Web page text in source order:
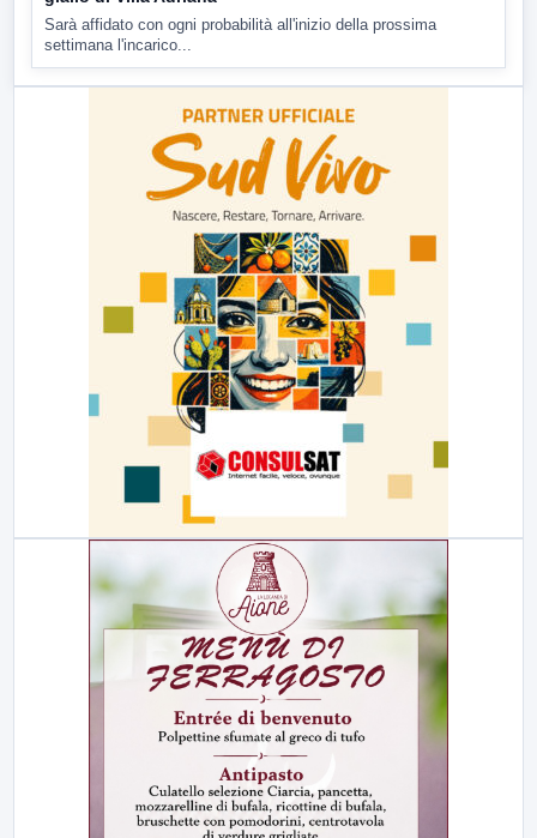
Sarà affidato con ogni probabilità all'inizio della prossima
settimana l'incarico...